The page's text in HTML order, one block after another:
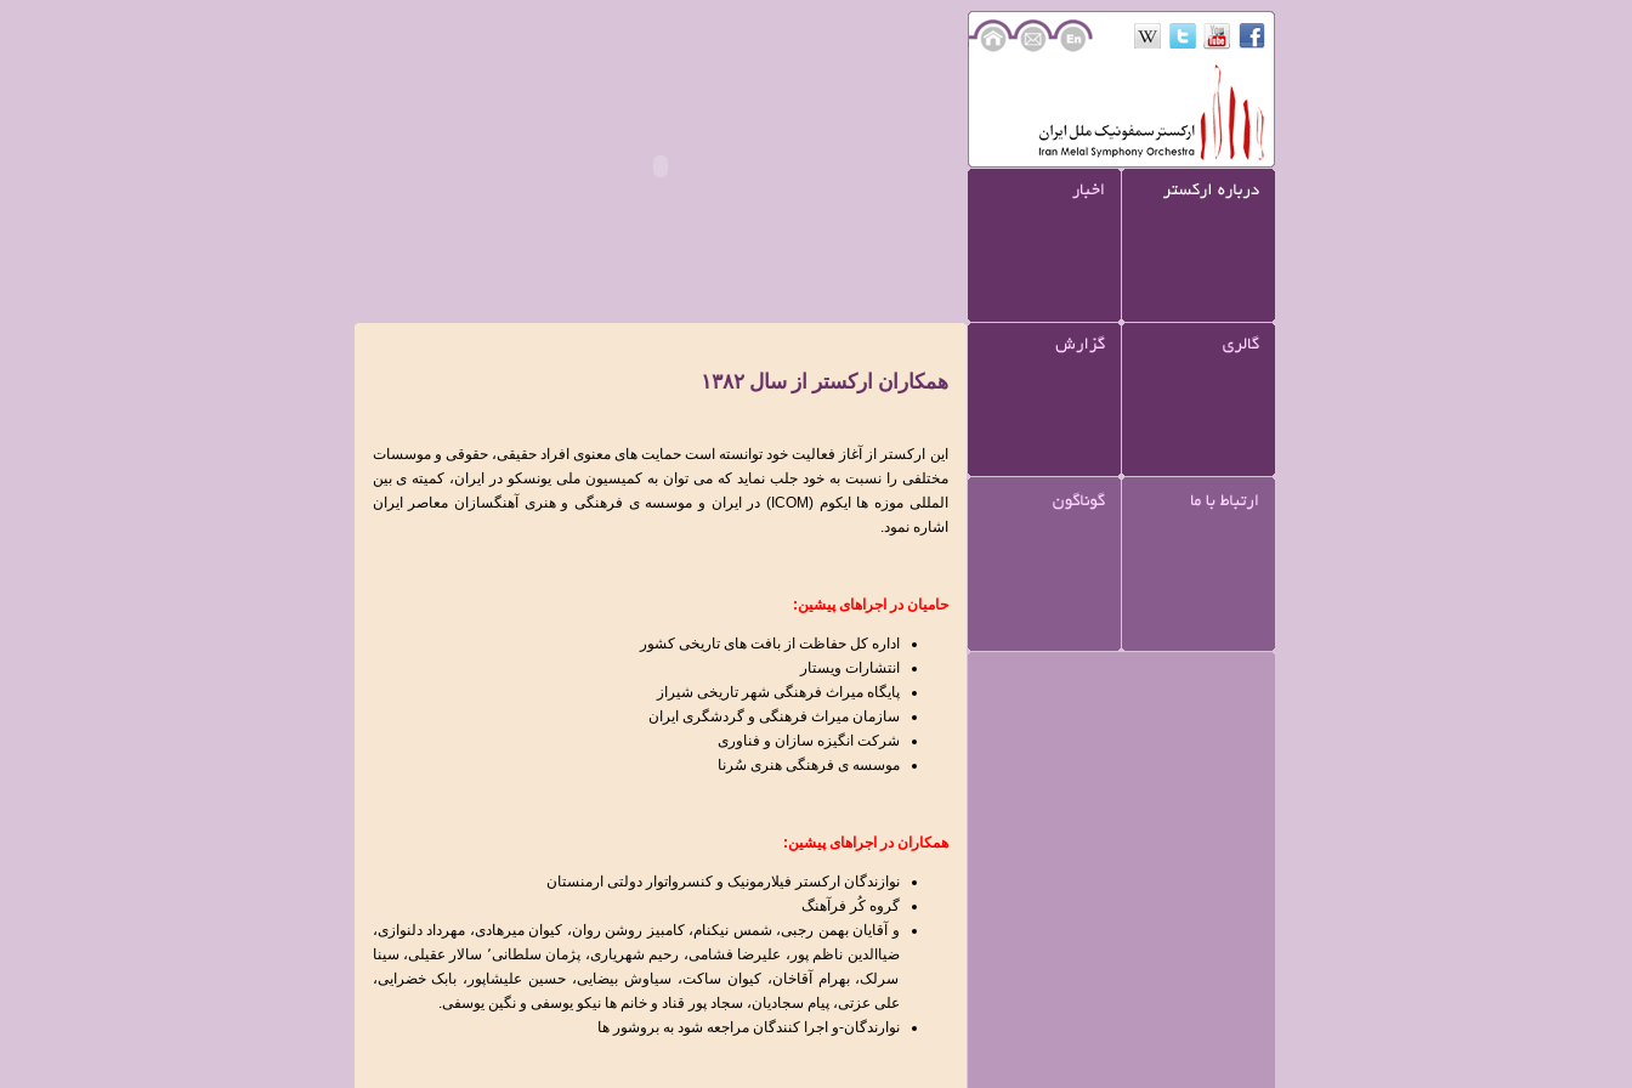
همکاران ارکستر از سال ۱۳۸۲
این ارکستر از آغاز فعالیت خود توانسته است حمایت های معنوی افراد حقیقی، حقوقی و موسسات
مختلفی را نسبت به خود جلب نماید که می توان به کمیسیون ملی یونسکو در ايران، کمیته ی بين
المللی موزه ها ایکوم (ICOM) در ايران و موسسه ی فرهنگی و هنری آهنگسازان معاصر ایران
اشاره نمود.
حامیان در اجراهای پیشین:
اداره کل حفاظت از بافت های تاریخی کشور
انتشارات ویستار
پايگاه ميراث فرهنگی شهر تاریخی شیراز
سازمان میراث فرهنگی و گردشگری ایران
شرکت انگیزه سازان و فناوری
موسسه ی فرهنگی هنری سُرنا
همکاران در اجراهای پیشین:
نوازندگان ارکستر فیلارمونیک و کنسرواتوار دولتی ارمنستان
گروه کُر فرآهنگ
و آقایان بهمن رجبی، شمس نیکنام، کامبیز روشن روان، کیوان میرهادی، مهرداد دلنوازی،
ضیاالدین ناظم پور، علیرضا فشامی، رحیم شهریاری، پژمان سلطانی٬ سالار عقیلی، سینا
سرلک، بهرام آقاخان، کیوان ساکت، سیاوش بیضایی، حسین علیشاپور، بابک خضرایی،
علی عزتی، پیام سجادیان، سجاد پور قناد و خانم ها نیکو یوسفی و نگین یوسفی.
نوارندگان-و اجرا کنندگان مراجعه شود به بروشور ها